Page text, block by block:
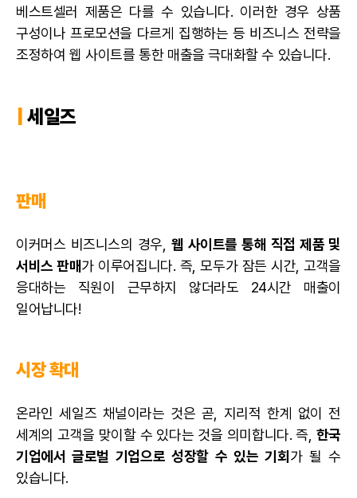
베스트셀러 제품은 다를 수 있습니다. 이러한 경우 상품
구성이나 프로모션을 다르게 집행하는 등 비즈니스 전략을
조정하여 웹 사이트를 통한 매출을 극대화할 수 있습니다.
세일즈
판매
이커머스 비즈니스의 경우, 웹 사이트를 통해 직접 제품 및
서비스 판매가 이루어집니다. 즉, 모두가 잠든 시간, 고객을
응대하는 직원이 근무하지 않더라도 24시간 매출이
일어납니다!
시장 확대
온라인 세일즈 채널이라는 것은 곧, 지리적 한계 없이 전
세계의 고객을 맞이할 수 있다는 것을 의미합니다. 즉, 한국
기업에서 글로벌 기업으로 성장할 수 있는 기회가 될 수
있습니다.